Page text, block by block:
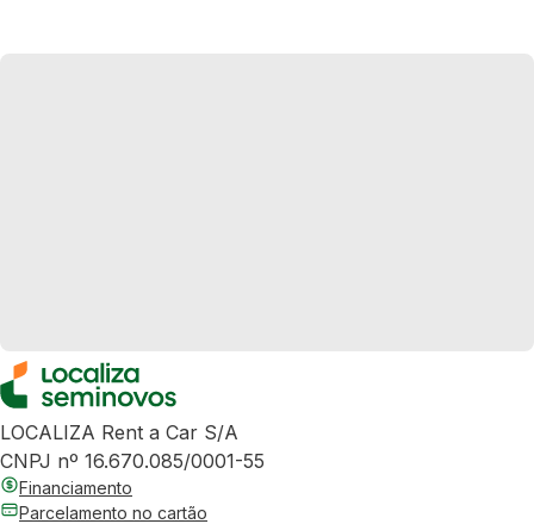
LOCALIZA Rent a Car S/A
CNPJ nº 16.670.085/0001-55
Financiamento
Parcelamento no cartão